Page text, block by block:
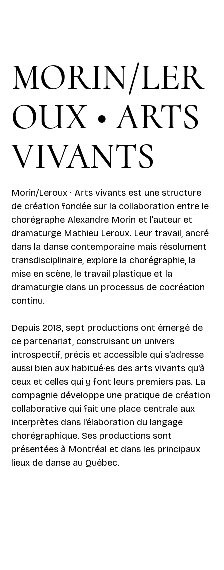
MORIN/LER
OUX • ARTS
VIVANTS
Morin/Leroux · Arts vivants est une structure
de création fondée sur la collaboration entre le
chorégraphe Alexandre Morin et l'auteur et
dramaturge Mathieu Leroux. Leur travail, ancré
dans la danse contemporaine mais résolument
transdisciplinaire, explore la chorégraphie, la
mise en scène, le travail plastique et la
dramaturgie dans un processus de cocréation
continu.
Depuis 2018, sept productions ont émergé de
ce partenariat, construisant un univers
introspectif, précis et accessible qui s'adresse
aussi bien aux habitué·es des arts vivants qu'à
ceux et celles qui y font leurs premiers pas. La
compagnie développe une pratique de création
collaborative qui fait une place centrale aux
interprètes dans l'élaboration du langage
chorégraphique. Ses productions sont
présentées à Montréal et dans les principaux
lieux de danse au Québec.